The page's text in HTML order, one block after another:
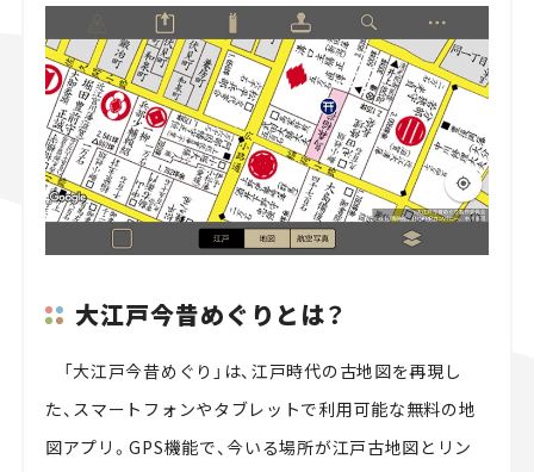
大江戸今昔めぐりとは？
「大江戸今昔めぐり」は、江戸時代の古地図を再現し
た、スマートフォンやタブレットで利用可能な無料の地
図アプリ。GPS機能で、今いる場所が江戸古地図とリン
人気のハッシュタグ
スズキ ジムニー｜Suzuki Jimny
スズキ｜Suzuki
マツダ｜Mazda
マツダ ロードスター｜Mazda Roadster